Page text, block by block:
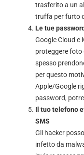
trasferito a un
truffa per furto
Le tue
Google Cloud e
proteggere foto
spesso
per questo
Apple/Google
password,
Il tuo telefono
SMS
Gli hacker
infetto da